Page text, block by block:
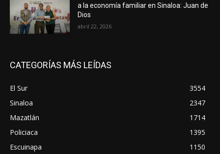
a la economía familiar en Sinaloa: Juan de
Dios
abril 22, 2026
CATEGORÍAS MÁS LEÍDAS
El Sur
3554
Sinaloa
2347
Mazatlán
1714
Policiaca
1395
Escuinapa
1150